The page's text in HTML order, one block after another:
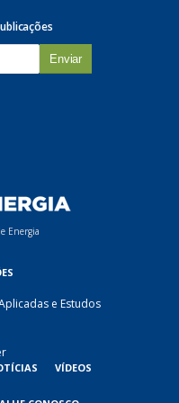
Energia
e Estudos
VÍDEOS